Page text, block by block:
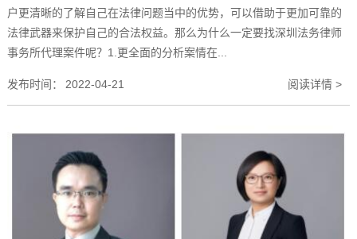
户更清晰的了解自己在法律问题当中的优势，可以借助于更加可靠的
法律武器来保护自己的合法权益。那么为什么一定要找深圳法务律师
事务所代理案件呢？1.更全面的分析案情在...
发布时间： 2022-04-21 阅读详情 >